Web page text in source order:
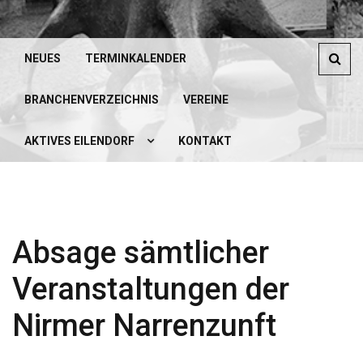
NEUES TERMINKALENDER
BRANCHENVERZEICHNIS VEREINE
AKTIVES EILENDORF KONTAKT
Absage sämtlicher
Veranstaltungen der
Nirmer Narrenzunft